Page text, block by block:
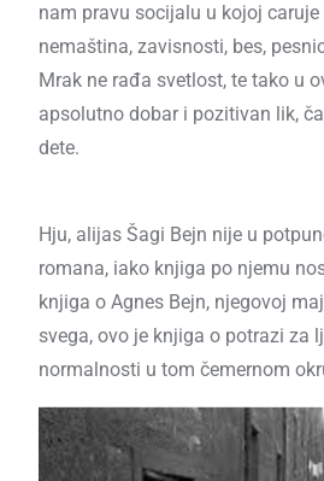
nam pravu socijalu u kojoj
nemaština, zavisnosti, bes,
Mrak ne rađa svetlost, te tako u
apsolutno dobar i pozitivan lik,
dete.
Hju, alijas Šagi Bejn nije u
romana, iako knjiga po njemu
knjiga o Agnes Bejn, njegovoj
svega, ovo je knjiga o potrazi za
normalnosti u tom čemernom